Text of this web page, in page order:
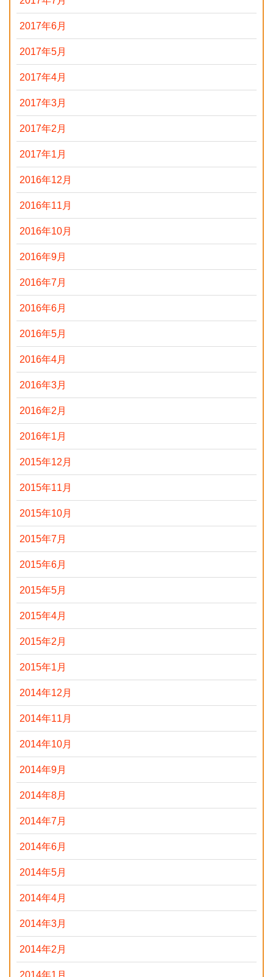
2017年6月
2017年5月
2017年4月
2017年3月
2017年2月
2017年1月
2016年12月
2016年11月
2016年10月
2016年9月
2016年7月
2016年6月
2016年5月
2016年4月
2016年3月
2016年2月
2016年1月
2015年12月
2015年11月
2015年10月
2015年7月
2015年6月
2015年5月
2015年4月
2015年2月
2015年1月
2014年12月
2014年11月
2014年10月
2014年9月
2014年8月
2014年7月
2014年6月
2014年5月
2014年4月
2014年3月
2014年2月